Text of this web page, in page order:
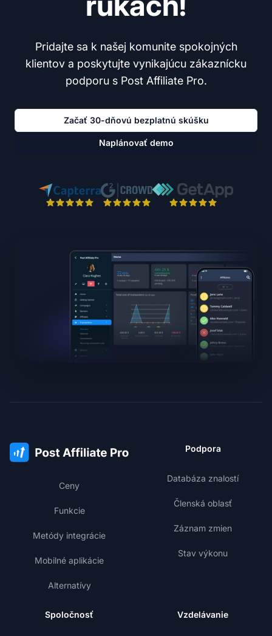
Pridajte sa k našej komunite spokojných
klientov a poskytujte vynikajúcu zákaznícku
podporu s Post Affiliate Pro.
Začať 30-dňovú bezplatnú skúšku
Naplánovať demo
Ceny
Funkcie
Metódy integrácie
Mobilné aplikácie
Alternatívy
Podpora
Databáza znalostí
Členská oblasť
Záznam zmien
Stav výkonu
Spoločnosť Vzdelávanie